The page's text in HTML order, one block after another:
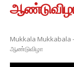
Mukkala Mukkabala
ஆண்டுவிழா